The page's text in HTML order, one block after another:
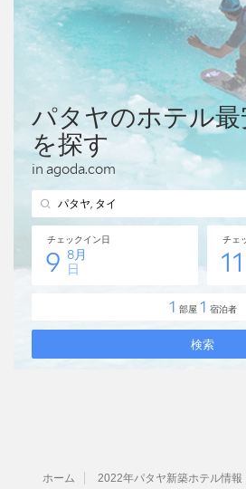
ホーム 2022年パタヤ新築ホテル情報